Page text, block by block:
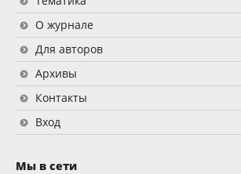
О журнале
Для авторов
Архивы
Контакты
Вход
Мы в сети